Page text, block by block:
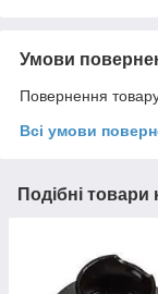
Умови
Повернення
Всі умови
Подібні товари